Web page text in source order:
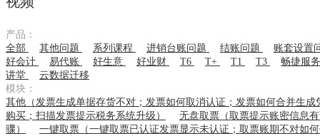
产品：
全部
其他问题 系列课程 进销台账问题 结账问题
账套设置
好会计
易代账 好生意 好业财 T6 T+ T1 T3
畅捷服
讲堂
云数据迁移
模块：
其他（发票生成单据存货不对；发票如何取消认证；发票如何合并生成
购买；扫描发票提示税务系统升级）
无盘取票（取票提示账密信息
骤）
一键取票（一键取票已认证发票显示未认证；取票账期不对如